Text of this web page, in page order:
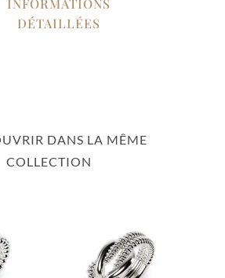
INFORMATIONS
DÉTAILLÉES
DANS LA MÊME
COLLECTION